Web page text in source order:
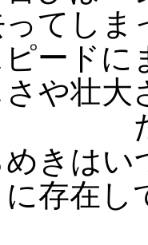
てしま
ードに
さや壮
きはい
に存在し